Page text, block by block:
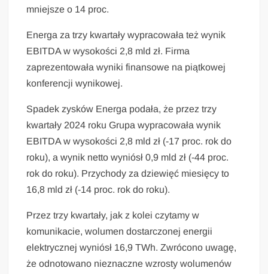
mniejsze o 14 proc.
Energa za trzy kwartały wypracowała też wynik
EBITDA w wysokości 2,8 mld zł. Firma
zaprezentowała wyniki finansowe na piątkowej
konferencji wynikowej.
Spadek zysków Energa podała, że przez trzy
kwartały 2024 roku Grupa wypracowała wynik
EBITDA w wysokości 2,8 mld zł (-17 proc. rok do
roku), a wynik netto wyniósł 0,9 mld zł (-44 proc.
rok do roku). Przychody za dziewięć miesięcy to
16,8 mld zł (-14 proc. rok do roku).
Przez trzy kwartały, jak z kolei czytamy w
komunikacie, wolumen dostarczonej energii
elektrycznej wyniósł 16,9 TWh. Zwrócono uwagę,
że odnotowano nieznaczne wzrosty wolumenów